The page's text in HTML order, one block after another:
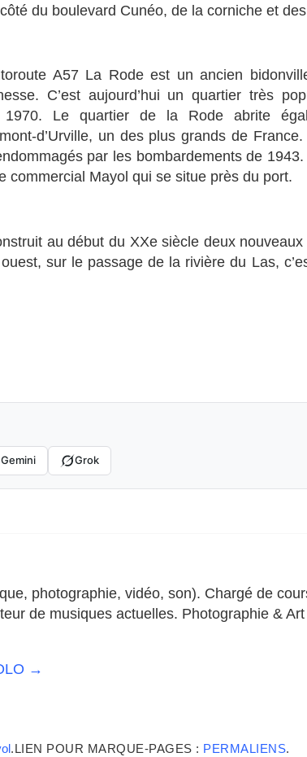
du boulevard Cunéo, de la corniche et
A57 La Rode est un ancien
C’est aujourd’hui un quartier très
Le quartier de la Rode abrite
d’Urville, un des plus grands de
par les bombardements de
commercial Mayol qui se situe près du port.
au début du XXe siècle deux
sur le passage de la rivière du Las,
Gemini Grok
photographie, vidéo, son). Chargé de
de musiques actuelles. Photographie &
→
.LIEN POUR MARQUE-PAGES : PERMALIENS.